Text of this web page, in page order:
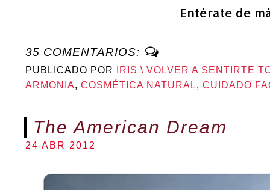
Entérate de
35 COMENTARIOS:
PUBLICADO POR
IRIS \ VOLVER A SENTIRTE
ARMONIA, COSMÉTICA NATURAL, CUIDADO
The American Dream
24 ABR 2012